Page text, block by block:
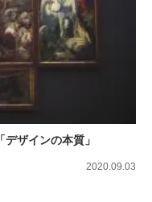
ザインの本質」
2020.09.03